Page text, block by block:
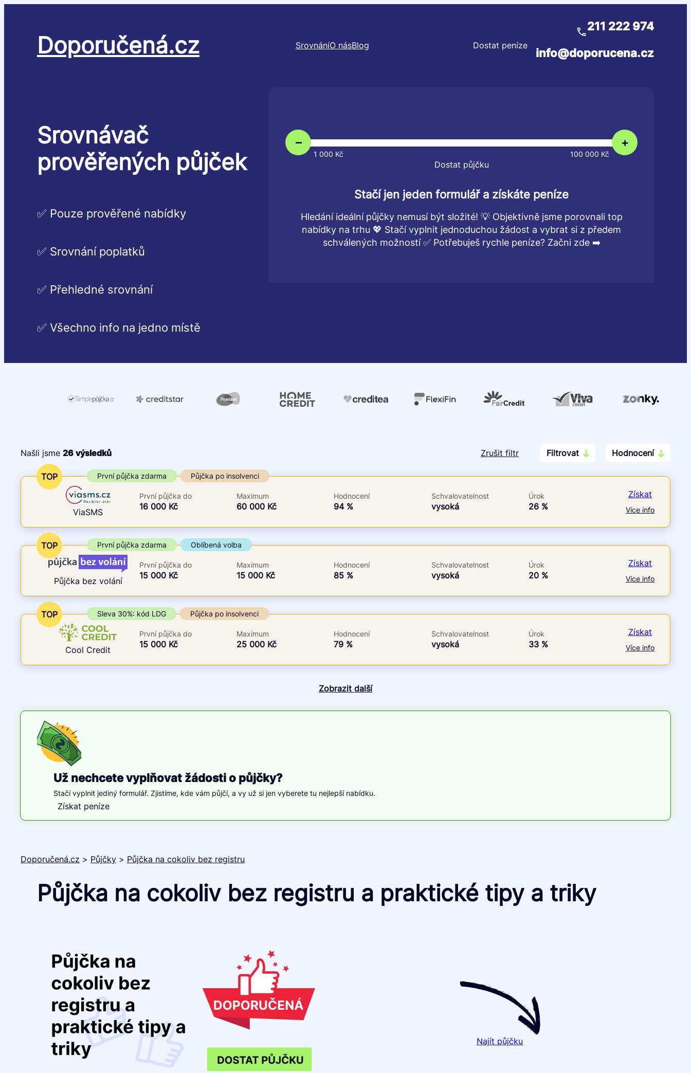
Doporučená.cz SrovnáníO násBlog Dostat peníze
211 222 974
info@doporucena.cz
Srovnávač
prověřených půjček
✅ Pouze prověřené nabídky
✅ Srovnání poplatků
✅ Přehledné srovnání
✅ Všechno info na jedno místě
– +
1 000 Kč 100 000 Kč
Dostat půjčku
Stačí jen jeden formulář a získáte peníze
Hledání ideální půjčky nemusí být složité! 💡 Objektivně jsme porovnali top
nabídky na trhu 💖 Stačí vyplnit jednoduchou žádost a vybrat si z předem
schválených možností ✅ Potřebuješ rychle peníze? Začni zde ➡️
Zrušit filtr Filtrovat
Hodnocení
Cena
Od
Do
První půjčka zdarma
ano
Našli jsme 26 výsledků
TOP První půjčka zdarma Půjčka po insolvenci
ViaSMS
První půjčka do
16 000 Kč
Maximum
60 000 Kč
Hodnocení
94 %
Schvalovatelnost
vysoká
Úrok
26 %
Získat
Více info
TOP První půjčka zdarma Oblíbená volba
Půjčka bez volání
První půjčka do
15 000 Kč
Maximum
15 000 Kč
Hodnocení
85 %
Schvalovatelnost
vysoká
Úrok
20 %
Získat
Více info
TOP Sleva 30%: kód LDG Půjčka po insolvenci
Cool Credit
První půjčka do
15 000 Kč
Maximum
25 000 Kč
Hodnocení
79 %
Schvalovatelnost
vysoká
Úrok
33 %
Získat
Více info
Zobrazit další
Už nechcete vyplňovat žádosti o půjčky?
Stačí vyplnit jediný formulář. Zjistíme, kde vám půjčí, a vy už si jen vyberete tu nejlepší nabídku.
Získat peníze
Doporučená.cz > Půjčky > Půjčka na cokoliv bez registru
Půjčka na cokoliv bez registru a praktické tipy a triky
Najít půjčku